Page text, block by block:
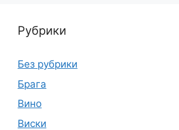
Рубрики
Без рубрики
Брага
Вино
Виски